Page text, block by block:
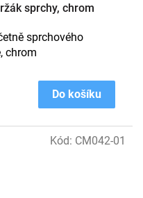
sprchy, chrom
Do košíku
sprchového
chrom
Kód: CM042-01